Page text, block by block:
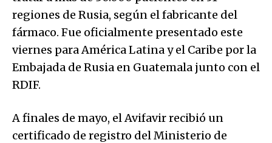
regiones de Rusia, según el fabricante del
fármaco. Fue oficialmente presentado este
viernes para América Latina y el Caribe por la
Embajada de Rusia en Guatemala junto con el
RDIF.
A finales de mayo, el Avifavir recibió un
certificado de registro del Ministerio de